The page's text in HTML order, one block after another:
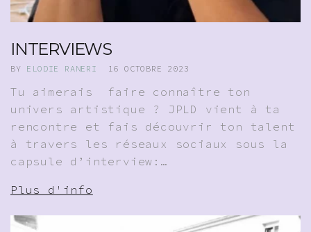
INTERVIEWS
BY ELODIE RANERI 16 OCTOBRE 2023
Tu aimerais faire connaître ton
univers artistique ? JPLD vient à ta
rencontre et fais découvrir ton talent
à travers les réseaux sociaux sous la
capsule d’interview:…
Plus d'info